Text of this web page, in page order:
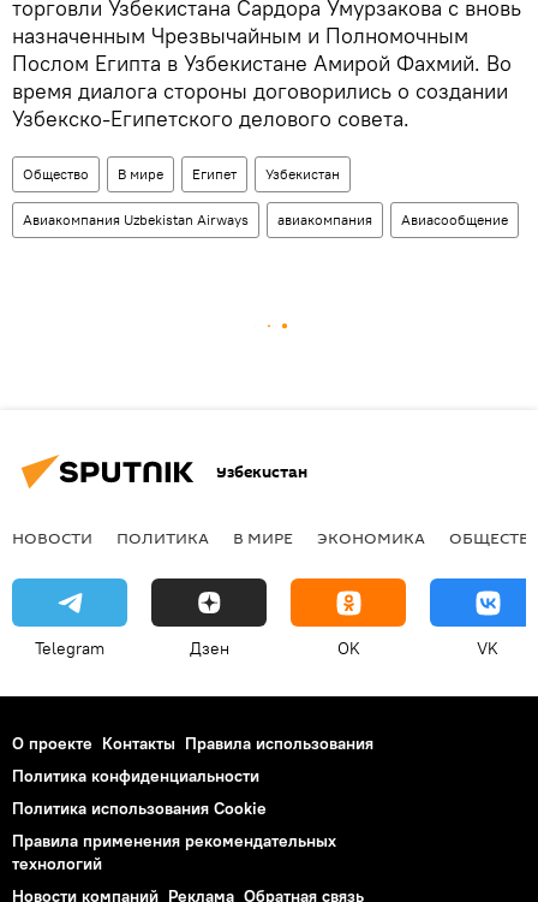
торговли Узбекистана Сардора Умурзакова с вновь
назначенным Чрезвычайным и Полномочным
Послом Египта в Узбекистане Амирой Фахмий. Во
время диалога стороны договорились о создании
Узбекско-Египетского делового совета.
Общество В мире Египет Узбекистан
Авиакомпания Uzbekistan Airways авиакомпания Авиасообщение
Узбекистан
НОВОСТИ ПОЛИТИКА В МИРЕ ЭКОНОМИКА
Telegram Дзен OK VK
О проекте Контакты Правила использования
Политика конфиденциальности
Политика использования Cookie
Правила применения рекомендательных
технологий
Новости компаний Реклама Обратная связь